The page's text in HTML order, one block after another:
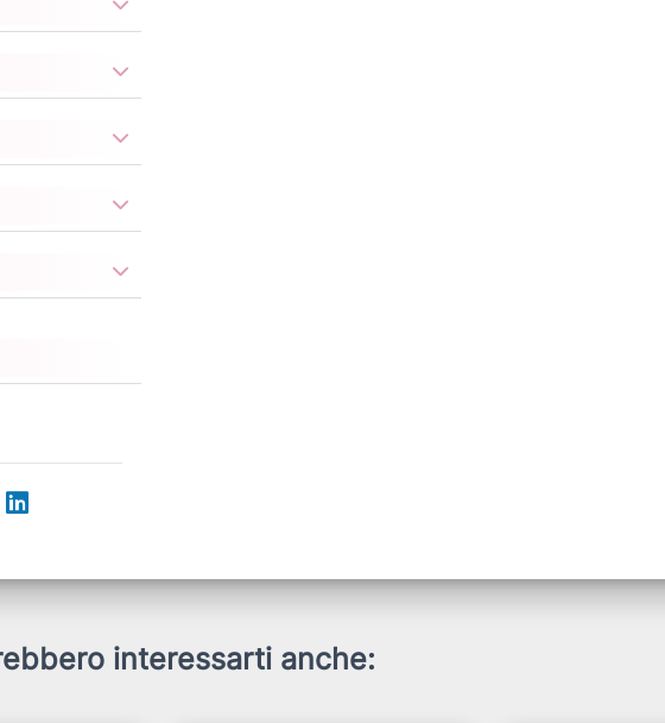
interessarti anche: